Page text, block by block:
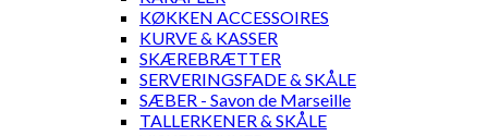
KØKKEN ACCESSOIRES
KURVE & KASSER
SKÆREBRÆTTER
SERVERINGSFADE & SKÅLE
SÆBER - Savon de Marseille
TALLERKENER & SKÅLE